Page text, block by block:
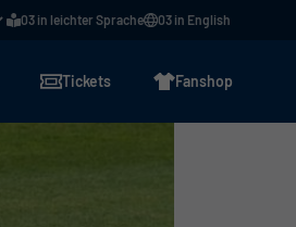
03 in leichter Sprache 03 in English
Tickets Fanshop